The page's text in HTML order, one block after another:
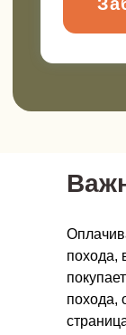
похода,
похода,
Новый поток